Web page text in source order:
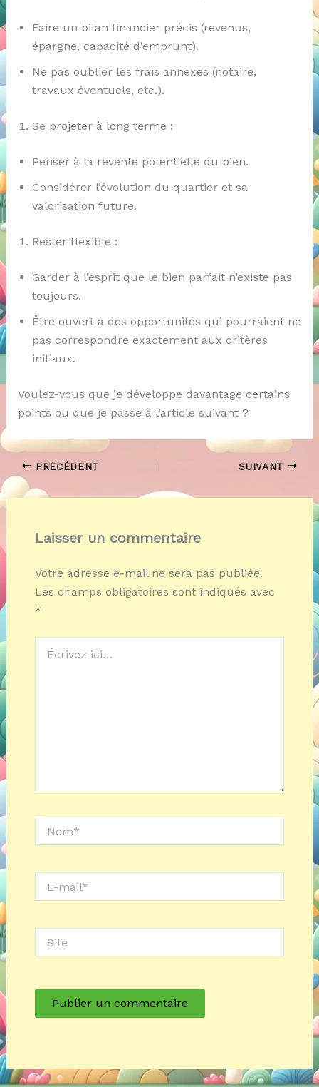
Faire un bilan financier précis (revenus,
épargne, capacité d’emprunt).
Ne pas oublier les frais annexes (notaire,
travaux éventuels, etc.).
Se projeter à long terme :
Penser à la revente potentielle du bien.
Considérer l’évolution du quartier et sa
valorisation future.
Rester flexible :
Garder à l’esprit que le bien parfait n’existe pas
toujours.
Être ouvert à des opportunités qui pourraient ne
pas correspondre exactement aux critères
initiaux.
Voulez-vous que je développe davantage certains
points ou que je passe à l’article suivant ?
PRÉCÉDENT SUIVANT
Laisser un commentaire
Votre adresse e-mail ne sera pas publiée.
Les champs obligatoires sont indiqués avec
*
ici…
mail*